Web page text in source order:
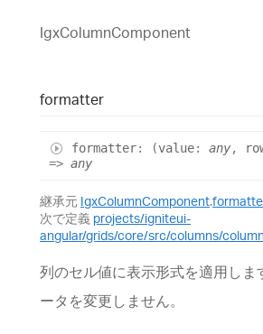
IgxColumnComponent
formatter
formatter: (value: any,
=> any
継承元 IgxColumnComponent.
次で定義 projects/igniteui-
angular/grids/core/src/columns/
列のセル値に表示形式を適用しま
ータを変更しません。